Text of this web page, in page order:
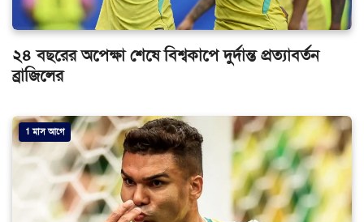
২৪ বছরের অপেক্ষা শেষে বিশ্বকাপে দুর্দান্ত প্রত্যাবর্তন
ব্রাজিলের
1 মাস আগে